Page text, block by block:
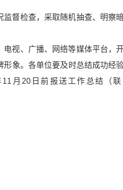
督检查，采取随机抽查、明察
视、广播、网络等媒体平台，
象。各单位要及时总结成功经
月20日前报送工作总结（联